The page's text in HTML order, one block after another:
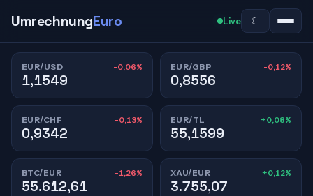
UmrechnungEuro Live ☾
EUR/USD -0,06%
1,1549
EUR/GBP -0,12%
0,8556
EUR/CHF -0,13%
0,9342
EUR/TL +0,08%
55,1599
BTC/EUR -1,26%
55.612,61
XAU/EUR +0,12%
3.755,07